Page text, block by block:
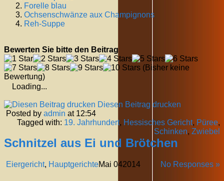
Forelle blau
Ochsenschwänze aux Champignons
Reh-Suppe
Bewerten Sie bitte den Beitrag
(Bisher keine
Bewertung)
Loading...
Diesen Beitrag drucken
Posted by admin at 12:54
Tagged with: 19. Jahrhundert, Hessisches Gericht, Püree,
Schinken, Zwiebel
Schnitzel aus Ei und Brötchen
Eiergericht, Hauptgerichte No Responses »
Mai 042014